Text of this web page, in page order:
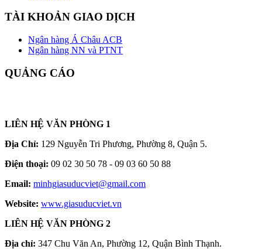
TÀI KHOẢN GIAO DỊCH
Ngân hàng Á Châu ACB
Ngân hàng NN và PTNT
QUẢNG CÁO
LIÊN HỆ VĂN PHÒNG 1
Địa Chỉ: 129 Nguyễn Tri Phương, Phường 8, Quận 5.
Điện thoại: 09 02 30 50 78 - 09 03 60 50 88
Email: minhgiasuducviet@gmail.com
Website: www.giasuducviet.vn
LIÊN HỆ VĂN PHÒNG 2
Địa chỉ: 347 Chu Văn An, Phường 12, Quận Bình Thạnh.